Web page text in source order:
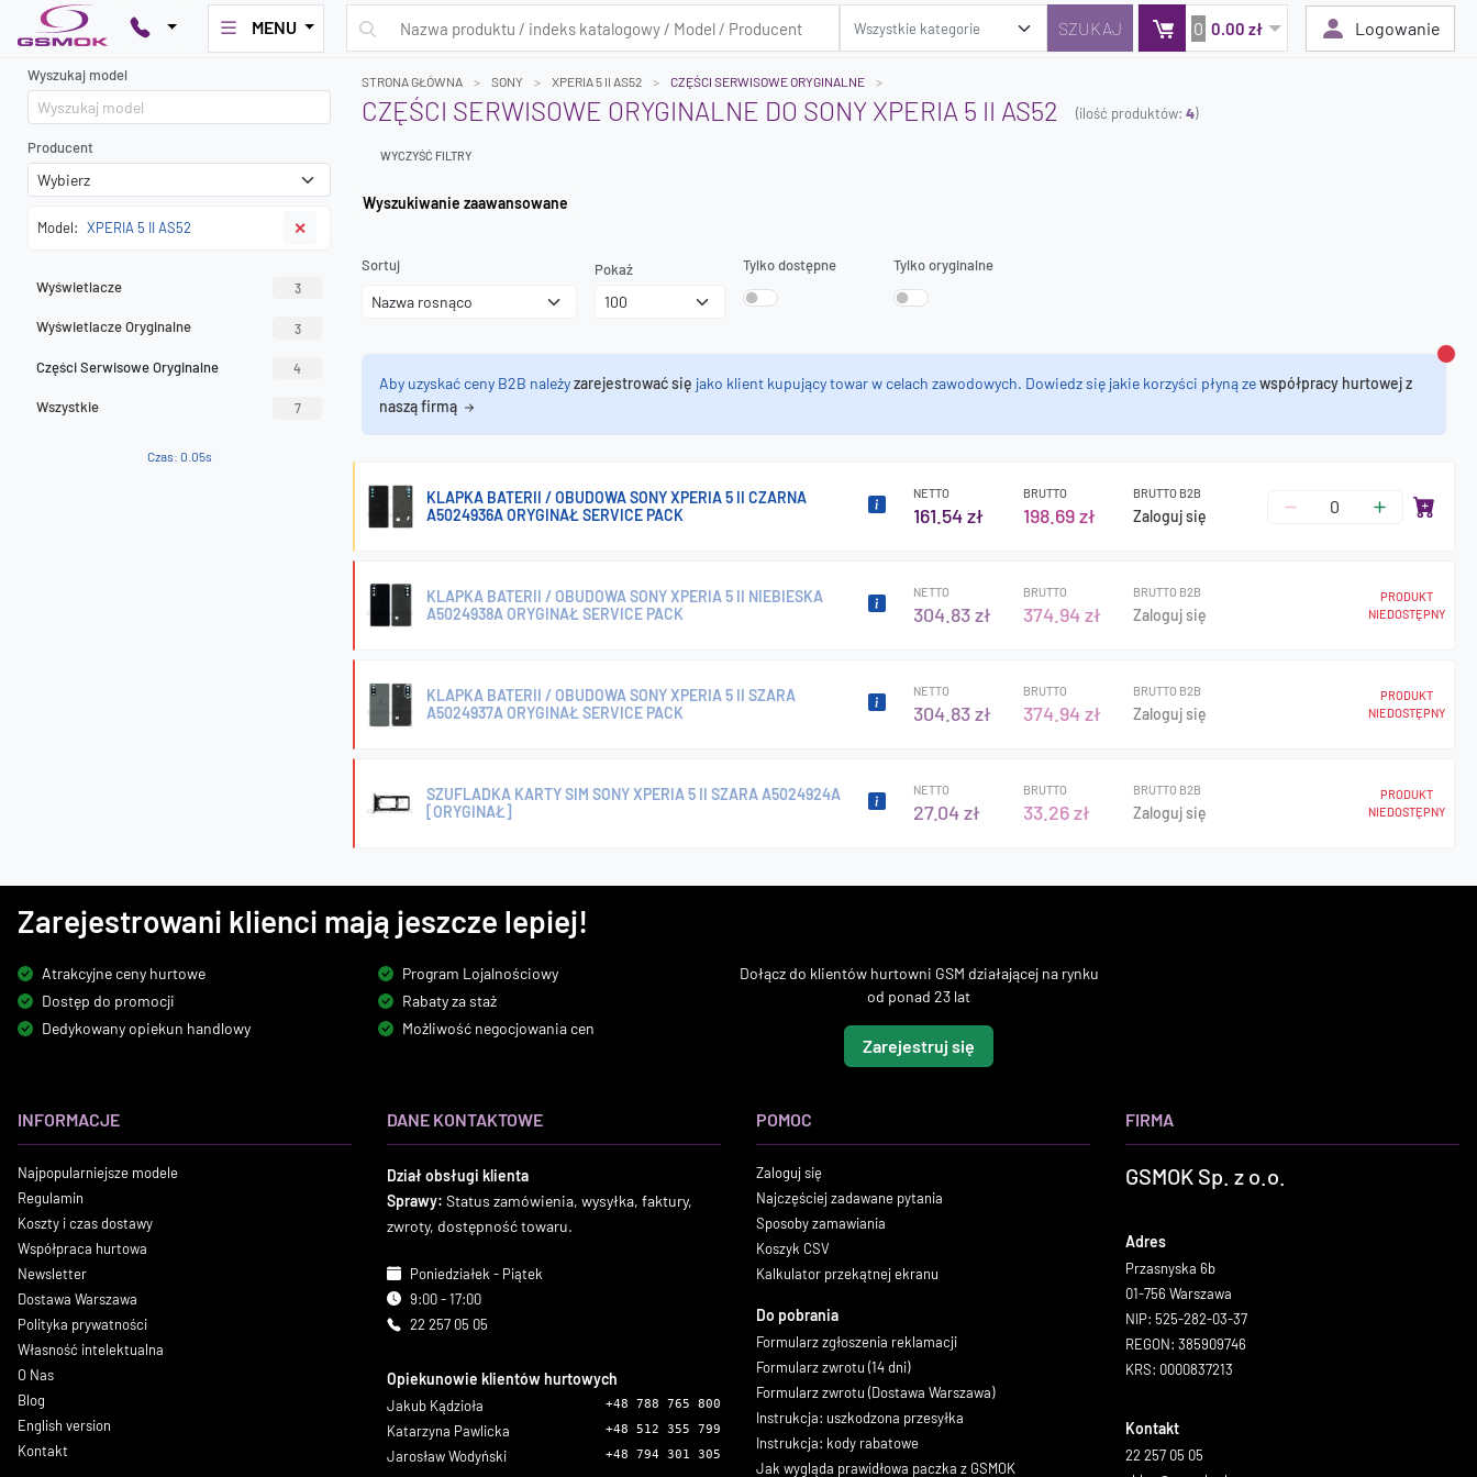
MENU 0 0.00 zł Logowanie
Wyszukaj model
Producent
Model: XPERIA 5 II AS52 ✕
Wyświetlacze 3
Wyświetlacze Oryginalne 3
Części Serwisowe Oryginalne 4
Wszystkie 7
Czas: 0.05s
STRONA GŁÓWNA SONY XPERIA 5 II AS52 CZĘŚCI SERWISOWE ORYGINALNE
CZĘŚCI SERWISOWE ORYGINALNE DO SONY XPERIA 5 II AS52 (ilość produktów: 4)
WYCZYŚĆ FILTRY
Wyszukiwanie zaawansowane
Sortuj Pokaż Tylko dostępne Tylko oryginalne
Aby uzyskać ceny B2B należyzarejestrować się jako klient kupujący towar w celach zawodowych. Dowiedz się jakie korzyści płyną zewspółpracy hurtowej z
naszą firmą
KLAPKA BATERII / OBUDOWA SONY XPERIA 5 II CZARNA
A5024936A ORYGINAŁ SERVICE PACK
NETTO
161.54 zł
BRUTTO
198.69 zł
BRUTTO B2B
Zaloguj się
KLAPKA BATERII / OBUDOWA SONY XPERIA 5 II NIEBIESKA
A5024938A ORYGINAŁ SERVICE PACK
NETTO
304.83 zł
BRUTTO
374.94 zł
BRUTTO B2B
Zaloguj się
PRODUKT
NIEDOSTĘPNY
KLAPKA BATERII / OBUDOWA SONY XPERIA 5 II SZARA
A5024937A ORYGINAŁ SERVICE PACK
NETTO
304.83 zł
BRUTTO
374.94 zł
BRUTTO B2B
Zaloguj się
PRODUKT
NIEDOSTĘPNY
SZUFLADKA KARTY SIM SONY XPERIA 5 II SZARA A5024924A
[ORYGINAŁ]
NETTO
27.04 zł
BRUTTO
33.26 zł
BRUTTO B2B
Zaloguj się
PRODUKT
NIEDOSTĘPNY
Zarejestrowani klienci mają jeszcze lepiej!
Atrakcyjne ceny hurtowe
Dostęp do promocji
Dedykowany opiekun handlowy
Program Lojalnościowy
Rabaty za staż
Możliwość negocjowania cen
Dołącz do klientów hurtowni GSM działającej na rynku
od ponad 23 lat
Zarejestruj się
INFORMACJE
Najpopularniejsze modele
Regulamin
Koszty i czas dostawy
Współpraca hurtowa
Newsletter
Dostawa Warszawa
Polityka prywatności
Własność intelektualna
O Nas
Blog
English version
Kontakt
DANE KONTAKTOWE
Dział obsługi klienta
Sprawy: Status zamówienia, wysyłka, faktury,
zwroty, dostępność towaru.
Poniedziałek - Piątek
9:00 - 17:00
22 257 05 05
Opiekunowie klientów hurtowych
Jakub Kądzioła +48 788 765 800
Katarzyna Pawlicka +48 512 355 799
Jarosław Wodyński +48 794 301 305
POMOC
Zaloguj się
Najczęściej zadawane pytania
Sposoby zamawiania
Koszyk CSV
Kalkulator przekątnej ekranu
Do pobrania
Formularz zgłoszenia reklamacji
Formularz zwrotu (14 dni)
Formularz zwrotu (Dostawa Warszawa)
Instrukcja: uszkodzona przesyłka
Instrukcja: kody rabatowe
Jak wygląda prawidłowa paczka z GSMOK
FIRMA
GSMOK Sp. z o.o.
Adres
Przasnyska 6b
01-756 Warszawa
NIP: 525-282-03-37
REGON: 385909746
KRS: 0000837213
Kontakt
22 257 05 05